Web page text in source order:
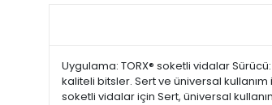
Uygulama: TORX® soketli vidalar
kaliteli bitsler. Sert ve üniversal kullanım
soketli vidalar için Sert, üniversal